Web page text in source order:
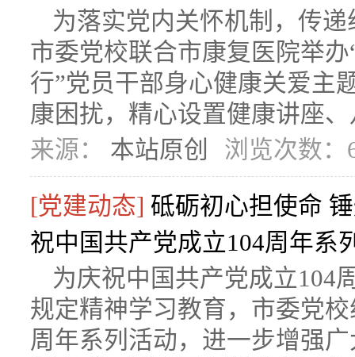
为落实党内关怀机制，传
市委党校联合市康复医院举
行”党员干部身心健康关爱主
康困扰，精心设置健康讲座
来源： 本站原创 浏览次数：
[党建动态] 砥砺初心担使命
祝中国共产党成立104周年系
为庆祝中国共产党成立104
规定精神学习教育，市委党
周年系列活动，进一步增强